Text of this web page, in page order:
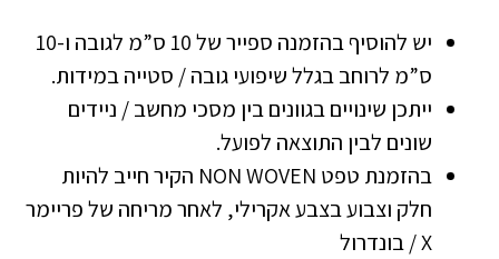
יש להוסיף בהזמנה ספייר של 10 ס”מ לגובה ו-10
ס”מ לרוחב בגלל שיפועי גובה / סטייה במידות.
ייתכן שינויים בגוונים בין מסכי מחשב / ניידים
שונים לבין התוצאה לפועל.
בהזמנת טפט NON WOVEN הקיר חייב להיות
חלק וצבוע בצבע אקרילי, לאחר מריחה של פריימר
X / בונדרול